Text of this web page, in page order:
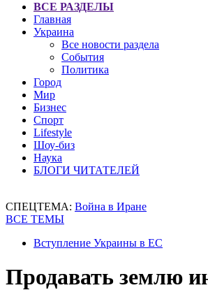
ВСЕ РАЗДЕЛЫ
Главная
Украина
Все новости раздела
События
Политика
Город
Мир
Бизнес
Спорт
Lifestyle
Шоу-биз
Наука
БЛОГИ ЧИТАТЕЛЕЙ
СПЕЦТЕМА: Война в Иране
ВСЕ ТЕМЫ
Вступление Украины в ЕС
Продавать землю